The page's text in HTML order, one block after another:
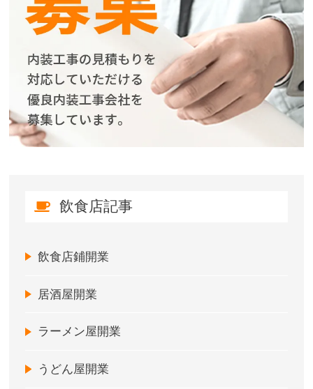
飲食店記事
飲食店鋪開業
居酒屋開業
ラーメン屋開業
うどん屋開業